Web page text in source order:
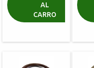
AL
CARRO